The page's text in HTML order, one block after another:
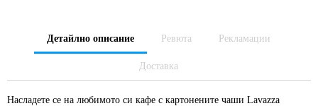
Детайлно описание Ревюта Рекламации
Доставка
Насладете се на любимото си кафе с картонените чаши Lavazza